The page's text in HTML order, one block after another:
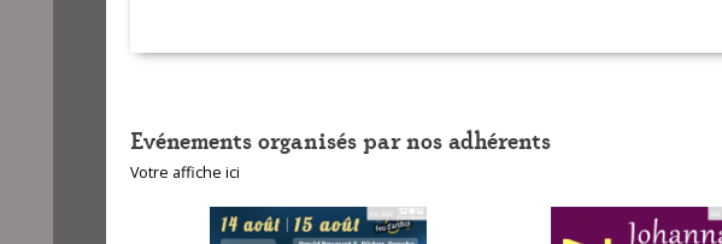
Evénements organisés par nos adhérents
Votre affiche ici